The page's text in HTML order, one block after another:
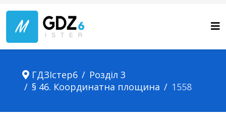
ГДЗІстер6
Розділ 3
§ 46. Координатна площина
1558